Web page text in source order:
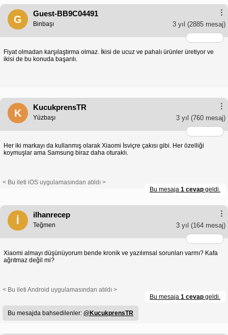
G
Guest-BB9C04491
3 yıl (2885 mesaj)
Binbaşı
Fiyat olmadan karşılaştırma olmaz. İkisi de ucuz ve pahalı ürünler üretiyor ve
ikisi de bu konuda başarılı.
K
KucukprensTR
3 yıl (760 mesaj)
Yüzbaşı
Her iki markayı da kullanmış olarak Xiaomi İsviçre çakısı gibi. Her özelliği
koymuşlar ama Samsung biraz daha oturaklı.
< Bu ileti iOS uygulamasından atıldı >
Bu mesaja 1 cevap geldi.
İ
ilhanrecep
3 yıl (164 mesaj)
Teğmen
Xiaomi almayı düşünüyorum bende kronik ve yazılımsal sorunları varmı? Kafa
ağrıtmaz değil mi?
< Bu ileti Android uygulamasından atıldı >
Bu mesaja 1 cevap geldi.
Bu mesajda bahsedilenler: @KucukprensTR